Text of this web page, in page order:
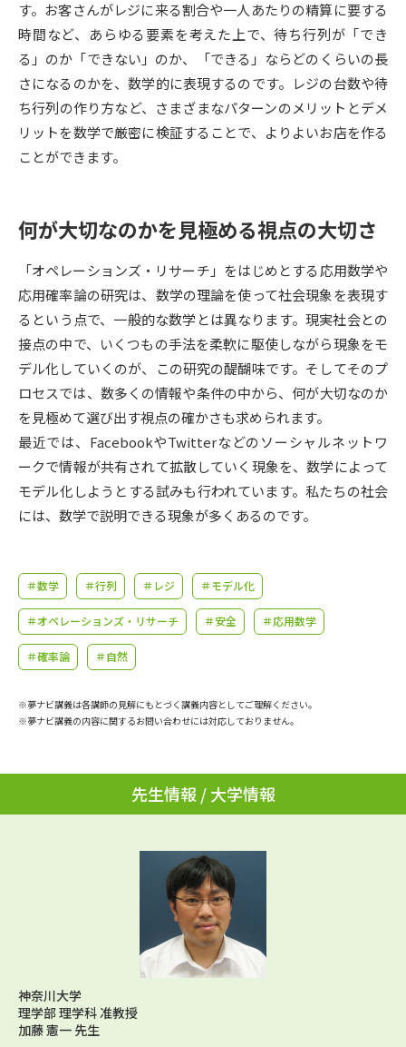
SELFBRAND特集ページ
オープンキャンパスなどを調べる
オープンキャンパス検索 実施プログラムから探す
来場型・Web型イベント特集
受験準備 資料検索
志望校・出願校を調べる
併願校選び 受験スケジュールを立てよう
先輩が入学を決めた理由 テレメール全国一斉進学調査
新生活お役立ちガイド
学問発見 学問検索
大学で学びたい学問発見
学問のミニ講義「夢ナビ講義」
学問の教科書 夢ナビライブ
大学進学IDについて
個人情報取扱規定
テレメール進学カタログ
訂正のご案内
す。お客さんがレジに来る割合や一人あたりの精算に要する
時間など、あらゆる要素を考えた上で、待ち行列が「でき
る」のか「できない」のか、「できる」ならどのくらいの長
さになるのかを、数学的に表現するのです。レジの台数や待
ち行列の作り方など、さまざまなパターンのメリットとデメ
リットを数学で厳密に検証することで、よりよいお店を作る
ことができます。
何が大切なのかを見極める視点の大切さ
「オペレーションズ・リサーチ」をはじめとする応用数学や
応用確率論の研究は、数学の理論を使って社会現象を表現す
るという点で、一般的な数学とは異なります。現実社会との
接点の中で、いくつもの手法を柔軟に駆使しながら現象をモ
デル化していくのが、この研究の醍醐味です。そしてそのプ
ロセスでは、数多くの情報や条件の中から、何が大切なのか
を見極めて選び出す視点の確かさも求められます。
最近では、FacebookやTwitterなどのソーシャルネットワ
ークで情報が共有されて拡散していく現象を、数学によって
モデル化しようとする試みも行われています。私たちの社会
には、数学で説明できる現象が多くあるのです。
＃数学 ＃行列 ＃レジ ＃モデル化
＃オペレーションズ・リサーチ ＃安全 ＃応用数学
＃確率論 ＃自然
※夢ナビ講義は各講師の見解にもとづく講義内容としてご理解ください。
※夢ナビ講義の内容に関するお問い合わせには対応しておりません。
先生情報 / 大学情報
神奈川大学
理学部 理学科 准教授
加藤 憲一 先生